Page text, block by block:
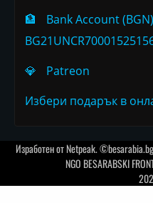
🏦
Bank Account (BGN)
💎
Patreon
Избери подарък в
Изработен отNetpeak.
NGO BESARABSKI